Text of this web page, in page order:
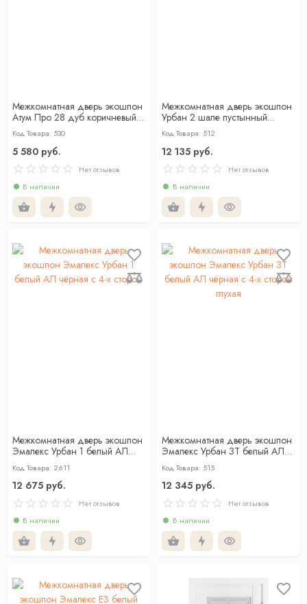
Межкомнатная дверь экошпон
Атум Про 28 дуб коричневый
со стеклом лакобель чёрный
Код Товара: 530
5 580 руб.
Нет отзывов
В наличии
Межкомнатная дверь экошпон
Урбан 2 шале пустынный
черная кромка глухая
Код Товара: 512
12 135 руб.
Нет отзывов
В наличии
Межкомнатная дверь экошпон
Эмалекс Урбан 1 белый АЛ
чёрная с 4-х сторон
Код Товара: 2611
12 675 руб.
Нет отзывов
В наличии
Межкомнатная дверь экошпон
Эмалекс Урбан ЗТ белый АЛ
чёрная с 4-х сторон глухая
Код Товара: 515
12 345 руб.
Нет отзывов
В наличии